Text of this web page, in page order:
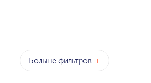
Больше фильтров +